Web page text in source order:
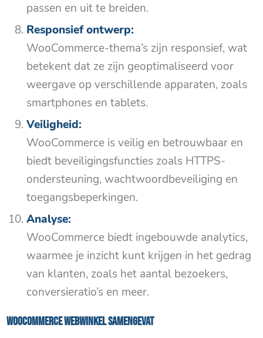
passen en uit te breiden.
Responsief ontwerp:
WooCommerce-thema’s zijn responsief, wat
betekent dat ze zijn geoptimaliseerd voor
weergave op verschillende apparaten, zoals
smartphones en tablets.
Veiligheid:
WooCommerce is veilig en betrouwbaar en
biedt beveiligingsfuncties zoals HTTPS-
ondersteuning, wachtwoordbeveiliging en
toegangsbeperkingen.
Analyse:
WooCommerce biedt ingebouwde analytics,
waarmee je inzicht kunt krijgen in het gedrag
van klanten, zoals het aantal bezoekers,
conversieratio’s en meer.
WooCommerce webwinkel samengevat